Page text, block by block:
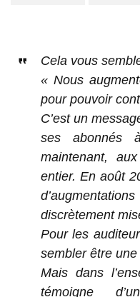
Cela vous
« Nous
pour pouvoir
C’est un
ses abonnés
maintenant,
entier. En août
discrètement
Pour les
sembler être
Mais dans
témoigne